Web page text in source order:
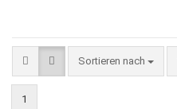
Sortieren nach
Sortieren nach
1